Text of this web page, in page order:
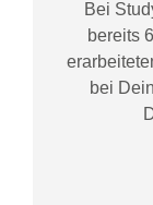
Bei
bereits
bei